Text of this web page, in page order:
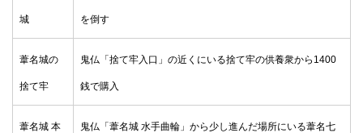
城 を倒す
葦名城の
捨て牢
鬼仏「捨て牢入口」の近くにいる捨て牢の供養衆から1400
銭で購入
葦名城 本 鬼仏「葦名城 水手曲輪」から少し進んだ場所にいる葦名七